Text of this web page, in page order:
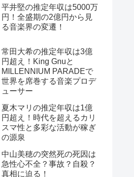
平井堅の推定年収は5000万
円！全盛期の2億円から見
る音楽界の変遷！
常田大希の推定年収は3億
円超え！King Gnuと
MILLENNIUM PARADEで
世界を席巻する音楽プロデ
ューサー
夏木マリの推定年収は1億
円超え！時代を超えるカリ
スマ性と多彩な活動が稼ぎ
の源泉
中山美穂の突然死の死因は
急性心不全？事故？自殺？
真相に迫る！